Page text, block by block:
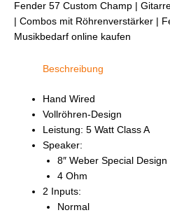
Fender 57 Custom Champ |
| Combos mit Röhrenverstärker |
Musikbedarf online kaufen
Beschreibung
Hand Wired
Vollröhren-Design
Leistung: 5 Watt Class A
Speaker:
8″ Weber Special Design
4 Ohm
2 Inputs:
Normal